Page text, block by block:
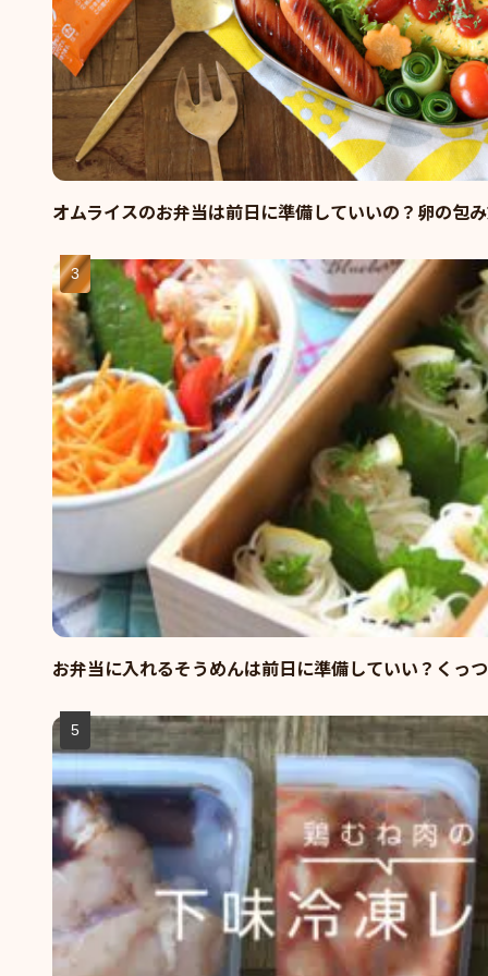
オムライスのお弁当は前日に準備していいの？卵の包
お弁当に入れるそうめんは前日に準備していい？くっ